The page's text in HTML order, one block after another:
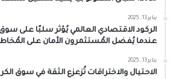
يناير 13, 2025
عندما يُفضل المُستثمرون الأمان على
يناير 13, 2025